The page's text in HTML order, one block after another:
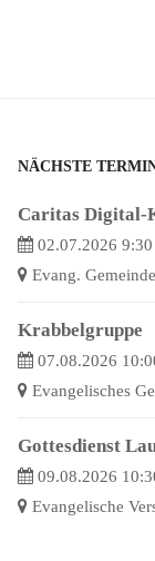
NÄCHSTE
Caritas Digital-
02.07.2026 9:30
Evang.
Krabbelgruppe
07.08.2026
Evangelisches
Gottesdienst
09.08.2026
Evangelische